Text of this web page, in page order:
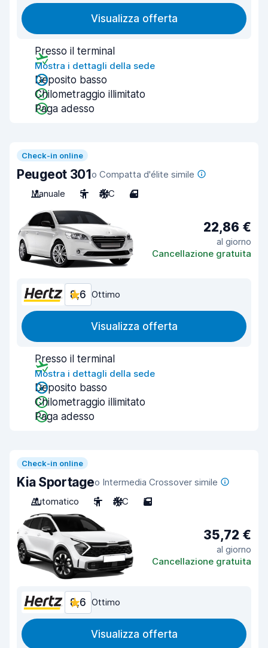
Visualizza offerta
Presso il terminal
Mostra i dettagli della sede
Deposito basso
Chilometraggio illimitato
Paga adesso
Check-in online
Peugeot 301o Compatta d'élite simile
Manuale
5 A/C 4
22,86 €
al giorno
Cancellazione gratuita
8,6 Ottimo
Visualizza offerta
Presso il terminal
Mostra i dettagli della sede
Deposito basso
Chilometraggio illimitato
Paga adesso
Check-in online
Kia Sportageo Intermedia Crossover simile
Automatico
5 A/C 5
35,72 €
al giorno
Cancellazione gratuita
8,6 Ottimo
Visualizza offerta